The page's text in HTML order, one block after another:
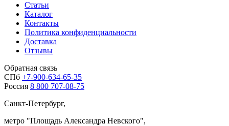
Статьи
Каталог
Контакты
Политика конфиденциальности
Доставка
Отзывы
Обратная связь
СПб +7-900-634-65-35
Россия 8 800 707-08-75
Санкт-Петербург,
метро "Площадь Александра Невского",